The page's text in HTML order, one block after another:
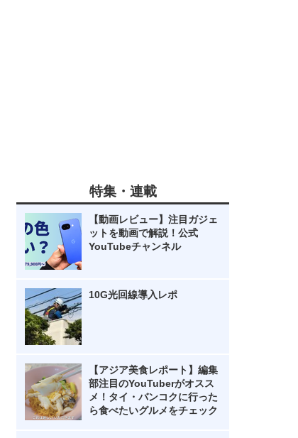
特集・連載
【動画レビュー】注目ガジェ
ットを動画で解説！公式
YouTubeチャンネル
10G光回線導入レポ
【アジア美食レポート】編集
部注目のYouTuberがオスス
メ！タイ・バンコクに行った
ら食べたいグルメをチェック